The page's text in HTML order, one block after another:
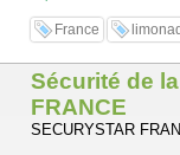
France
Sécurité de
FRANCE
SECURYSTAR